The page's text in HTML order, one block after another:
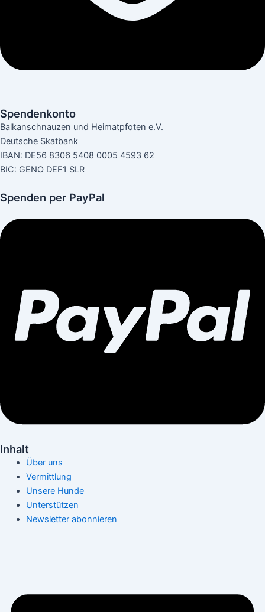
Spendenkonto
Balkanschnauzen und Heimatpfoten e.V.
Deutsche Skatbank
IBAN: DE56 8306 5408 0005 4593 62
BIC: GENO DEF1 SLR
Spenden per PayPal
Inhalt
Über uns
Vermittlung
Unsere Hunde
Unterstützen
Newsletter abonnieren